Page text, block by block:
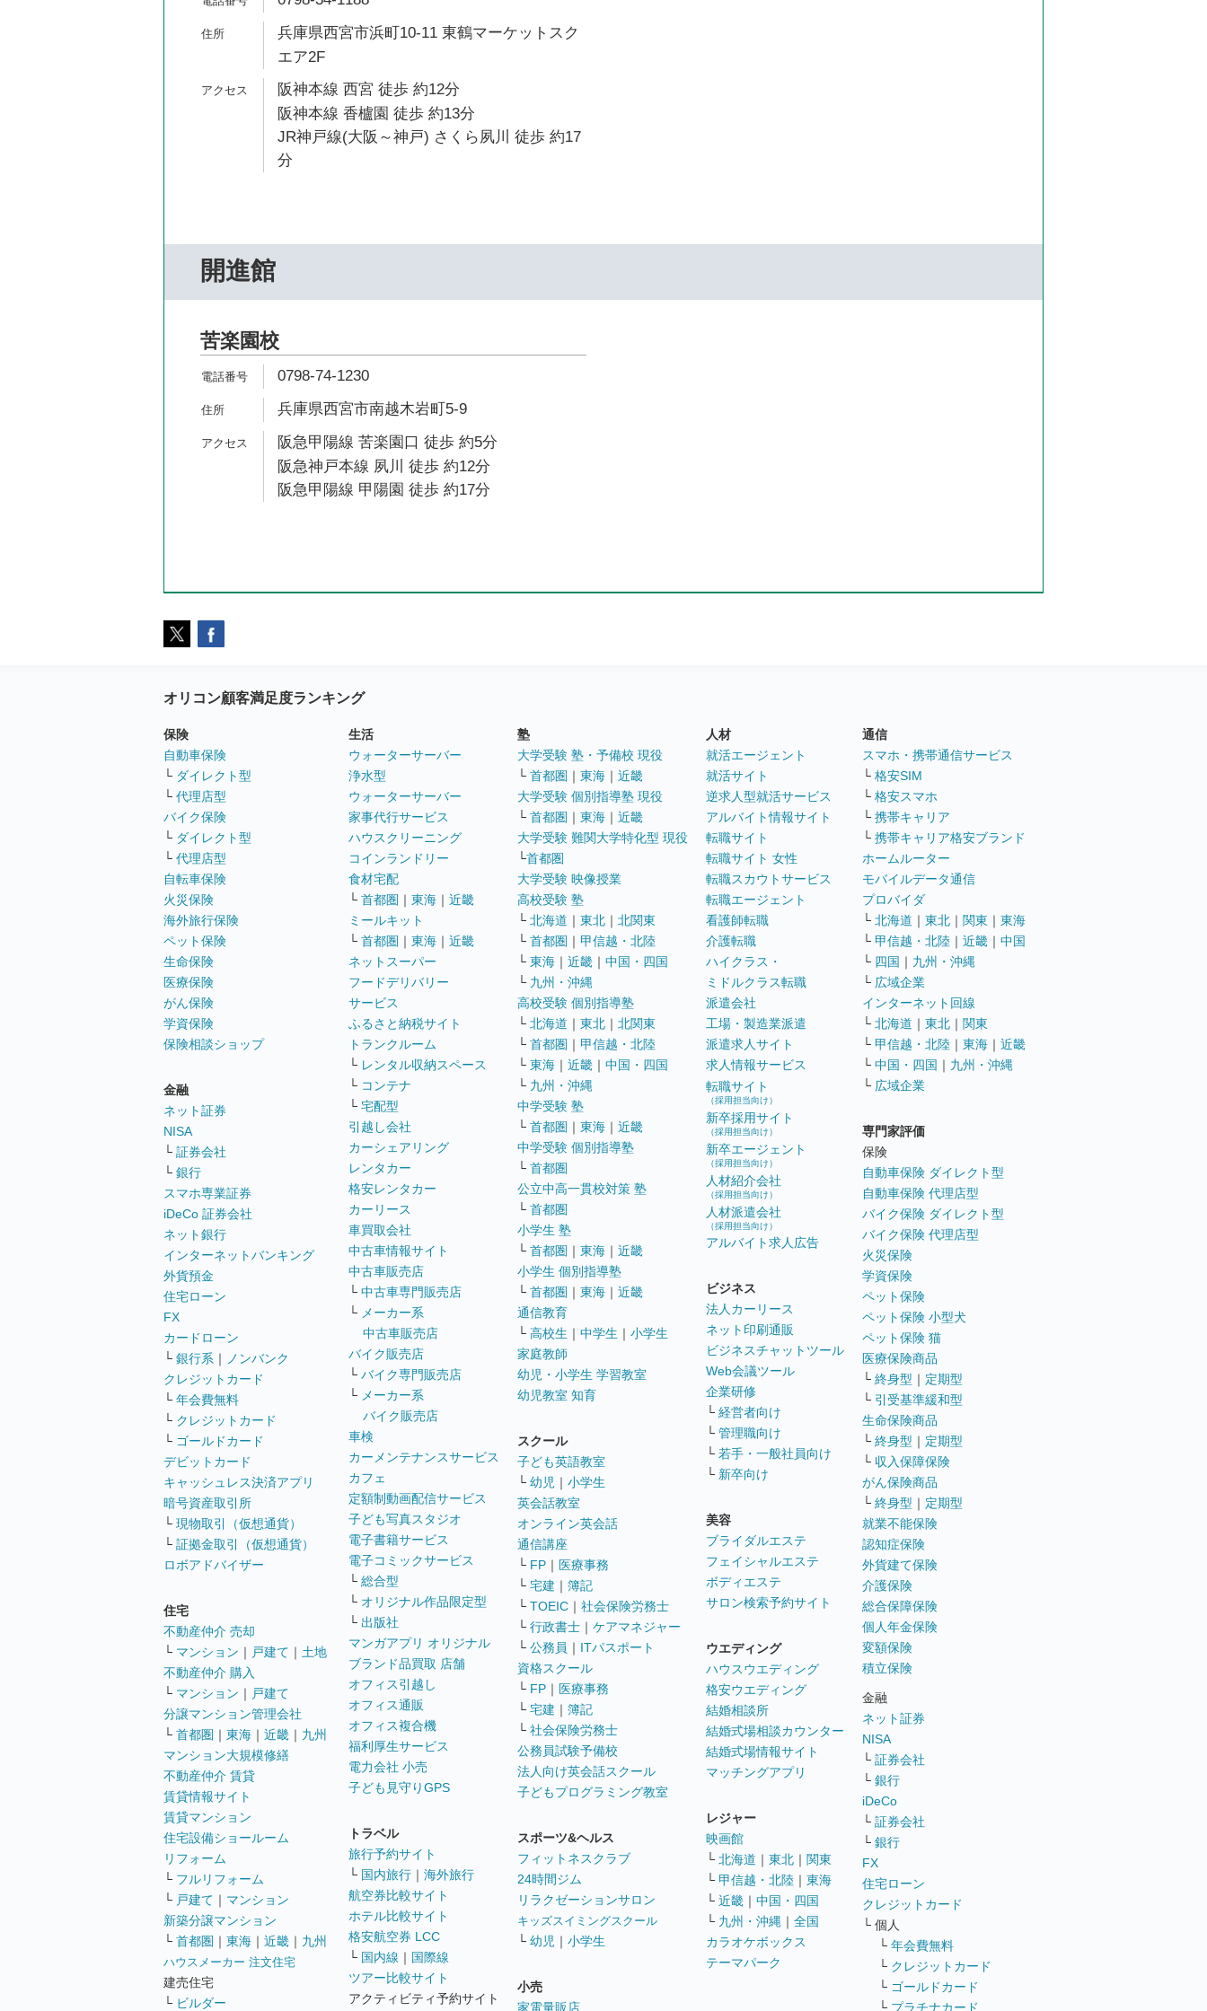
兵庫県西宮市浜町10-11 東鶴マーケットスク
エア2F
阪神本線 西宮 徒歩 約12分
阪神本線 香櫨園 徒歩 約13分
JR神戸線(大阪～神戸) さくら夙川 徒歩 約17
分
開進館
苦楽園校
0798-74-1230
兵庫県西宮市南越木岩町5-9
阪急甲陽線 苦楽園口 徒歩 約5分
阪急神戸本線 夙川 徒歩 約12分
阪急甲陽線 甲陽園 徒歩 約17分
オリコン顧客満足度ランキング
保険
自動車保険
└ ダイレクト型
└ 代理店型
バイク保険
└ ダイレクト型
└ 代理店型
自転車保険
火災保険
海外旅行保険
ペット保険
生命保険
医療保険
がん保険
学資保険
保険相談ショップ
金融
ネット証券
NISA
└ 証券会社
└ 銀行
スマホ専業証券
iDeCo 証券会社
ネット銀行
インターネットバンキング
外貨預金
住宅ローン
FX
カードローン
└ 銀行系 ｜
ノンバンク
クレジットカード
└ 年会費無料
└ クレジットカード
└ ゴールドカード
デビットカード
キャッシュレス決済アプリ
暗号資産取引所
└ 現物取引（仮想通貨）
└ 証拠金取引（仮想通貨）
ロボアドバイザー
住宅
不動産仲介 売却
└ マンション ｜ 戸建て ｜ 土地
不動産仲介 購入
└ マンション ｜ 戸建て
分譲マンション管理会社
└ 首都圏 ｜ 東海 ｜ 近畿 ｜ 九州
マンション大規模修繕
不動産仲介 賃貸
賃貸情報サイト
賃貸マンション
住宅設備ショールーム
リフォーム
└ フルリフォーム
└ 戸建て ｜ マンション
新築分譲マンション
└ 首都圏 ｜ 東海 ｜ 近畿 ｜ 九州
ハウスメーカー 注文住宅
建売住宅
└ ビルダー
生活
ウォーターサーバー
浄水型
ウォーターサーバー
家事代行サービス
ハウスクリーニング
コインランドリー
食材宅配
└ 首都圏 ｜ 東海 ｜ 近畿
ミールキット
└ 首都圏 ｜ 東海 ｜ 近畿
ネットスーパー
フードデリバリー
サービス
ふるさと納税サイト
トランクルーム
└ レンタル収納スペース
└ コンテナ
└ 宅配型
引越し会社
カーシェアリング
レンタカー
格安レンタカー
カーリース
車買取会社
中古車情報サイト
中古車販売店
└ 中古車専門販売店
└ メーカー系
中古車販売店
バイク販売店
└ バイク専門販売店
└ メーカー系
バイク販売店
車検
カーメンテナンスサービス
カフェ
定額制動画配信サービス
子ども写真スタジオ
電子書籍サービス
電子コミックサービス
└ 総合型
└ オリジナル作品限定型
└ 出版社
マンガアプリ オリジナル
ブランド品買取 店舗
オフィス引越し
オフィス通販
オフィス複合機
福利厚生サービス
電力会社 小売
子ども見守りGPS
トラベル
旅行予約サイト
└ 国内旅行 ｜ 海外旅行
航空券比較サイト
ホテル比較サイト
格安航空券 LCC
└ 国内線 ｜ 国際線
ツアー比較サイト
アクティビティ予約サイト
塾
大学受験 塾・予備校 現役
└ 首都圏 ｜ 東海 ｜ 近畿
大学受験 個別指導塾 現役
└ 首都圏 ｜ 東海 ｜ 近畿
大学受験 難関大学特化型 現役
└首都圏
大学受験 映像授業
高校受験 塾
└ 北海道 ｜ 東北 ｜ 北関東
└ 首都圏 ｜ 甲信越・北陸
└ 東海 ｜ 近畿 ｜ 中国・四国
└ 九州・沖縄
高校受験 個別指導塾
└ 北海道 ｜ 東北 ｜ 北関東
└ 首都圏 ｜ 甲信越・北陸
└ 東海 ｜ 近畿 ｜ 中国・四国
└ 九州・沖縄
中学受験 塾
└ 首都圏 ｜ 東海 ｜ 近畿
中学受験 個別指導塾
└ 首都圏
公立中高一貫校対策 塾
└ 首都圏
小学生 塾
└ 首都圏 ｜ 東海 ｜ 近畿
小学生 個別指導塾
└ 首都圏 ｜ 東海 ｜ 近畿
通信教育
└ 高校生 ｜ 中学生 ｜ 小学生
家庭教師
幼児・小学生 学習教室
幼児教室 知育
スクール
子ども英語教室
└ 幼児 ｜ 小学生
英会話教室
オンライン英会話
通信講座
└ FP ｜ 医療事務
└ 宅建 ｜ 簿記
└ TOEIC ｜ 社会保険労務士
└ 行政書士 ｜ ケアマネジャー
└ 公務員 ｜ ITパスポート
資格スクール
└ FP ｜ 医療事務
└ 宅建 ｜ 簿記
└ 社会保険労務士
公務員試験予備校
法人向け英会話スクール
子どもプログラミング教室
スポーツ&ヘルス
フィットネスクラブ
24時間ジム
リラクゼーションサロン
キッズスイミングスクール
└ 幼児 ｜ 小学生
小売
家電量販店
人材
就活エージェント
就活サイト
逆求人型就活サービス
アルバイト情報サイト
転職サイト
転職サイト 女性
転職スカウトサービス
転職エージェント
看護師転職
介護転職
ハイクラス・
ミドルクラス転職
派遣会社
工場・製造業派遣
派遣求人サイト
求人情報サービス
転職サイト
（採用担当向け）
新卒採用サイト
（採用担当向け）
新卒エージェント
（採用担当向け）
人材紹介会社
（採用担当向け）
人材派遣会社
（採用担当向け）
アルバイト求人広告
ビジネス
法人カーリース
ネット印刷通販
ビジネスチャットツール
Web会議ツール
企業研修
└ 経営者向け
└ 管理職向け
└ 若手・一般社員向け
└ 新卒向け
美容
ブライダルエステ
フェイシャルエステ
ボディエステ
サロン検索予約サイト
ウエディング
ハウスウエディング
格安ウエディング
結婚相談所
結婚式場相談カウンター
結婚式場情報サイト
マッチングアプリ
レジャー
映画館
└ 北海道 ｜ 東北 ｜ 関東
└ 甲信越・北陸 ｜ 東海
└ 近畿 ｜ 中国・四国
└ 九州・沖縄 ｜ 全国
カラオケボックス
テーマパーク
通信
スマホ・携帯通信サービス
└ 格安SIM
└ 格安スマホ
└ 携帯キャリア
└ 携帯キャリア格安ブランド
ホームルーター
モバイルデータ通信
プロバイダ
└ 北海道 ｜ 東北 ｜ 関東 ｜ 東海
└ 甲信越・北陸 ｜ 近畿 ｜ 中国
└ 四国 ｜ 九州・沖縄
└ 広域企業
インターネット回線
└ 北海道 ｜ 東北 ｜ 関東
└ 甲信越・北陸 ｜ 東海 ｜ 近畿
└ 中国・四国 ｜ 九州・沖縄
└ 広域企業
専門家評価
保険
自動車保険 ダイレクト型
自動車保険 代理店型
バイク保険 ダイレクト型
バイク保険 代理店型
火災保険
学資保険
ペット保険
ペット保険 小型犬
ペット保険 猫
医療保険商品
└ 終身型 ｜ 定期型
└ 引受基準緩和型
生命保険商品
└ 終身型 ｜ 定期型
└ 収入保障保険
がん保険商品
└ 終身型 ｜ 定期型
就業不能保険
認知症保険
外貨建て保険
介護保険
総合保障保険
個人年金保険
変額保険
積立保険
金融
ネット証券
NISA
└ 証券会社
└ 銀行
iDeCo
└ 証券会社
└ 銀行
FX
住宅ローン
クレジットカード
└ 個人
└ 年会費無料
└ クレジットカード
└ ゴールドカード
└ プラチナカード